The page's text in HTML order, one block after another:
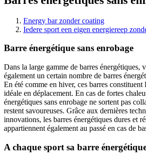
Les
peuvent
sur
page
du
produit
Energy bar zonder coating
Iedere sport een eigen energiereep
Barre énergétique sans enrobage
Dans la large gamme de barres énergétiques,
également un certain nombre de barres
En été comme en hiver, ces barres
idéale en déplacement. En cas de fortes
énergétiques sans enrobage ne sortent pas
restent savoureuses. Grâce aux dernières
innovations, les barres énergétiques dures et
appartiennent également au passé en cas de
A chaque sport sa barre